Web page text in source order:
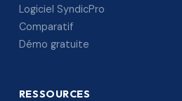
Logiciel SyndicPro
Comparatif
Démo gratuite
RESSOURCES